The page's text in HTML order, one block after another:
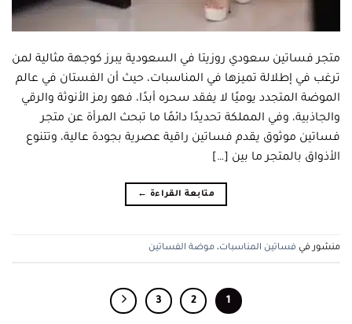
متجر فساتين سعودي روزيتا في السعودية يبرز كوجهة مثالية لمن
ترغب في إطلالة تميزها في المناسبات، حيث أن الفستان في عالم
الموضة المتجدد يوميًا لا يفقد سحره أبدًا، فهو رمز الأنوثة والرقي
والجاذبية، وفي المملكة تحديدًا دائمًا ما تبحث المرأة عن متجر
فساتين موثوق يقدم فساتين راقية عصرية بجودة عالية، وتتنوع
الأذواق بالمتجر ما بين […]
متابعة القراءة ←
منشور في فساتين المناسبات، موضة الفساتين
1
2
3